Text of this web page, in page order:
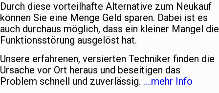
Durch diese vorteilhafte Alternative zum Neukauf
können Sie eine Menge Geld sparen. Dabei ist es
auch durchaus möglich, dass ein kleiner Mangel die
Funktionsstörung ausgelöst hat.
Unsere erfahrenen, versierten Techniker finden die
Ursache vor Ort heraus und beseitigen das
Problem schnell und zuverlässig. ….mehr Info